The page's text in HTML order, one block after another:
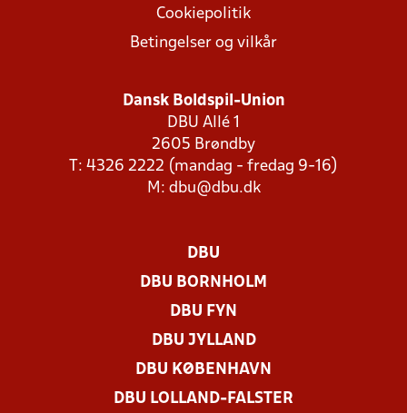
Cookiepolitik
Betingelser og vilkår
Dansk Boldspil-Union
DBU Allé 1
2605 Brøndby
T: 4326 2222 (mandag - fredag 9-16)
M: dbu@dbu.dk
DBU
DBU BORNHOLM
DBU FYN
DBU JYLLAND
DBU KØBENHAVN
DBU LOLLAND-FALSTER